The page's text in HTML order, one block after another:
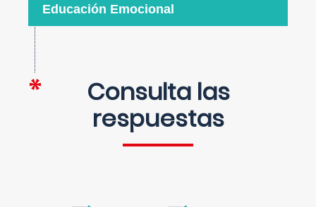
Educación Emocional
Consulta las
respuestas